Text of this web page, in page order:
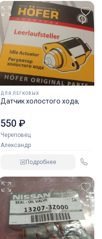
ДЛЯ ЛЕГКОВЫХ
Датчик холостого хода,
550 ₽
Череповец
Александр
Подробнее